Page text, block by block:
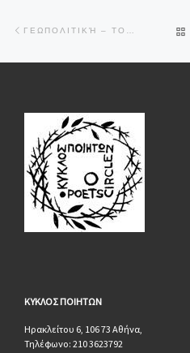
ΚΥΚΛΟΣ ΠΟΙΗΤΩΝ
Ηρακλείτου 6, 106 73 Αθήνα,
Τηλέφωνο: 210 3623792